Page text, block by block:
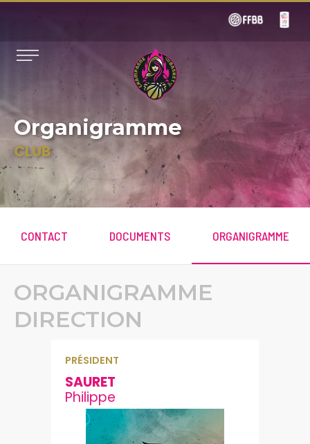
Organigramme
CLUB
CONTACT DOCUMENTS ORGANIGRAMME
ORGANIGRAMME
DIRECTION
PRÉSIDENT
SAURET
Philippe